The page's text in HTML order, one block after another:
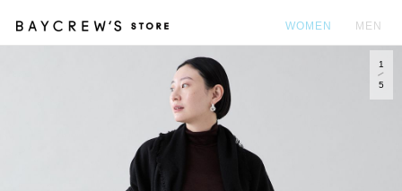
WOMEN MEN
1
5